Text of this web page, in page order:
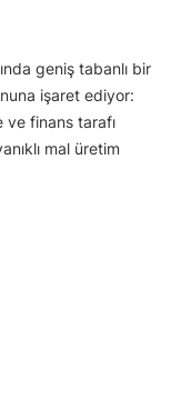
geniş tabanlı bir
işaret ediyor:
finans tarafı
mal üretim